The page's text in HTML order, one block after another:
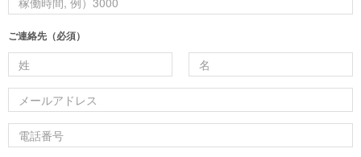
ご連絡先（必須）